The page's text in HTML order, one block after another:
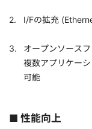
I/Fの拡充
オープンソース
複数アプリケー
可能
■ 性能向上